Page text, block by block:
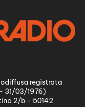
registrata
31/03/1976)
2/b - 50142